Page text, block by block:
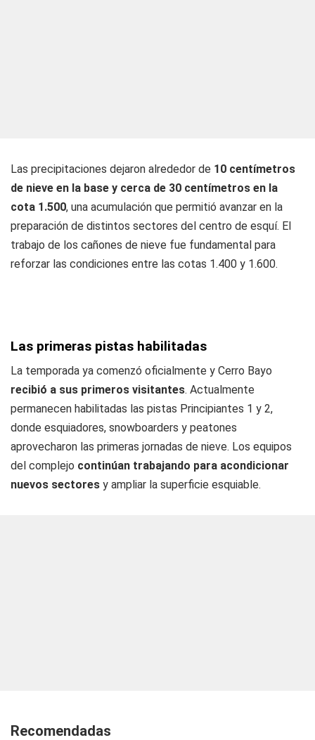
Las precipitaciones dejaron alrededor de 10 centímetros
de nieve en la base y cerca de 30 centímetros en la
cota 1.500, una acumulación que permitió avanzar en la
preparación de distintos sectores del centro de esquí. El
trabajo de los cañones de nieve fue fundamental para
reforzar las condiciones entre las cotas 1.400 y 1.600.
Las primeras pistas habilitadas
La temporada ya comenzó oficialmente y Cerro Bayo
recibió a sus primeros visitantes. Actualmente
permanecen habilitadas las pistas Principiantes 1 y 2,
donde esquiadores, snowboarders y peatones
aprovecharon las primeras jornadas de nieve. Los equipos
del complejo continúan trabajando para acondicionar
nuevos sectores y ampliar la superficie esquiable.
Recomendadas